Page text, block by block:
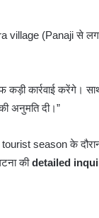
village (Panaji से
कार्रवाई करेंगे।
अनुमति दी।”
season के
कीdetailed